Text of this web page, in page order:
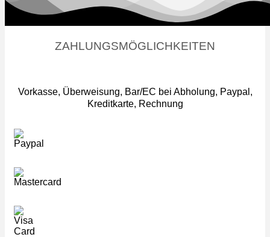
ZAHLUNGSMÖGLICHKEITEN
Vorkasse, Überweisung, Bar/EC bei Abholung, Paypal,
Kreditkarte, Rechnung